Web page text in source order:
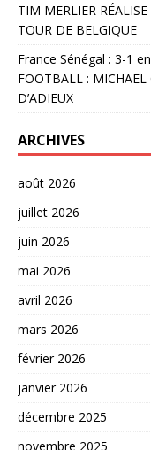
TIM MERLIER
TOUR DE BELGIQUE
France Sénégal : 3-1
FOOTBALL : MICHAEL
D’ADIEUX
ARCHIVES
août 2026
juillet 2026
juin 2026
mai 2026
avril 2026
mars 2026
février 2026
janvier 2026
décembre 2025
novembre 2025